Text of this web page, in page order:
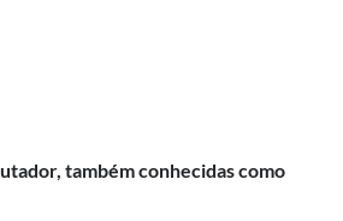
também conhecidas como